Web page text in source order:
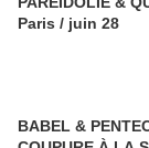
Paris / juin 28
BABEL &